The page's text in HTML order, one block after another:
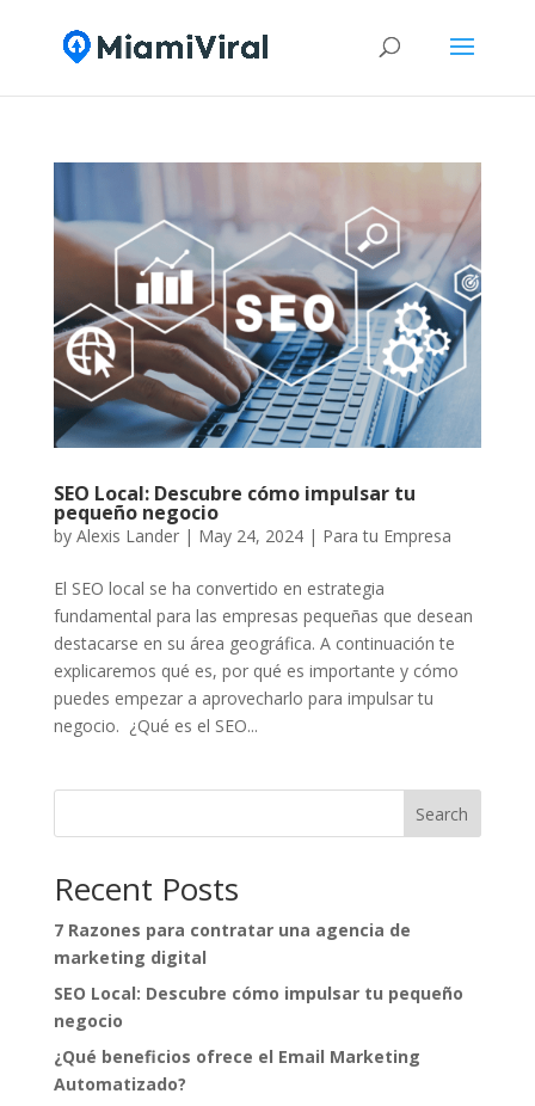
SEO Local: Descubre cómo impulsar tu
pequeño negocio
by Alexis Lander| May 24, 2024| Para tu Empresa
El SEO local se ha convertido en estrategia
fundamental para las empresas pequeñas que desean
destacarse en su área geográfica. A continuación te
explicaremos qué es, por qué es importante y cómo
puedes empezar a aprovecharlo para impulsar tu
negocio. ¿Qué es el SEO...
Search
Recent Posts
7 Razones para contratar una agencia de
marketing digital
SEO Local: Descubre cómo impulsar tu pequeño
negocio
¿Qué beneficios ofrece el Email Marketing
Automatizado?